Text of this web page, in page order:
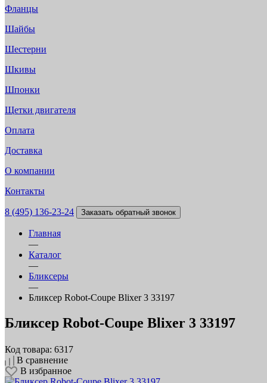
Фланцы
Шайбы
Шестерни
Шкивы
Шпонки
Щетки двигателя
Оплата
Доставка
О компании
Контакты
8 (495) 136-23-24 Заказать обратный звонок
Главная
—
Каталог
—
Бликсеры
—
Бликсер Robot-Coupe Blixer 3 33197
Бликсер Robot-Coupe Blixer 3 33197
Код товара: 6317
В сравнение
В избранное